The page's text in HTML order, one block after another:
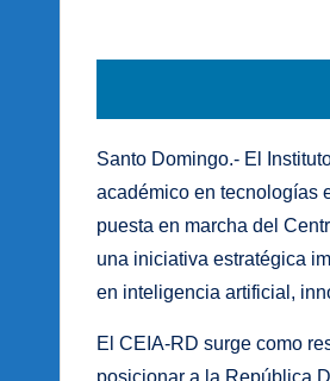
Santo Domingo.- El
académico en tecnologías
puesta en marcha del
una iniciativa estratégica
en inteligencia artificial,
El CEIA-RD surge como
posicionar a la República